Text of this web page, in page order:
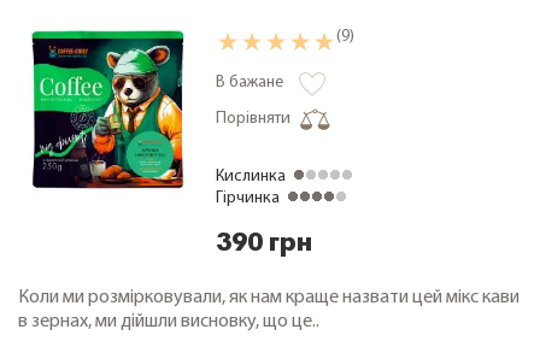
(9)
В бажане
Порівняти
Кислинка
Гірчинка
390 грн
Коли ми розмірковували, як нам краще назвати цей мікс кави
в зернах, ми дійшли висновку, що це..